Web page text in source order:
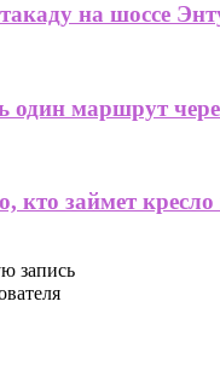
на шоссе
один маршрут
займет
запись